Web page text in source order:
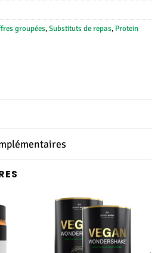
groupées,Substituts de repas, Protein